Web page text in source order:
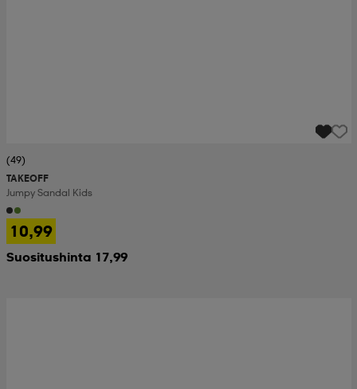
(49)
TAKEOFF
Jumpy Sandal Kids
10,99
Suositushinta 17,99